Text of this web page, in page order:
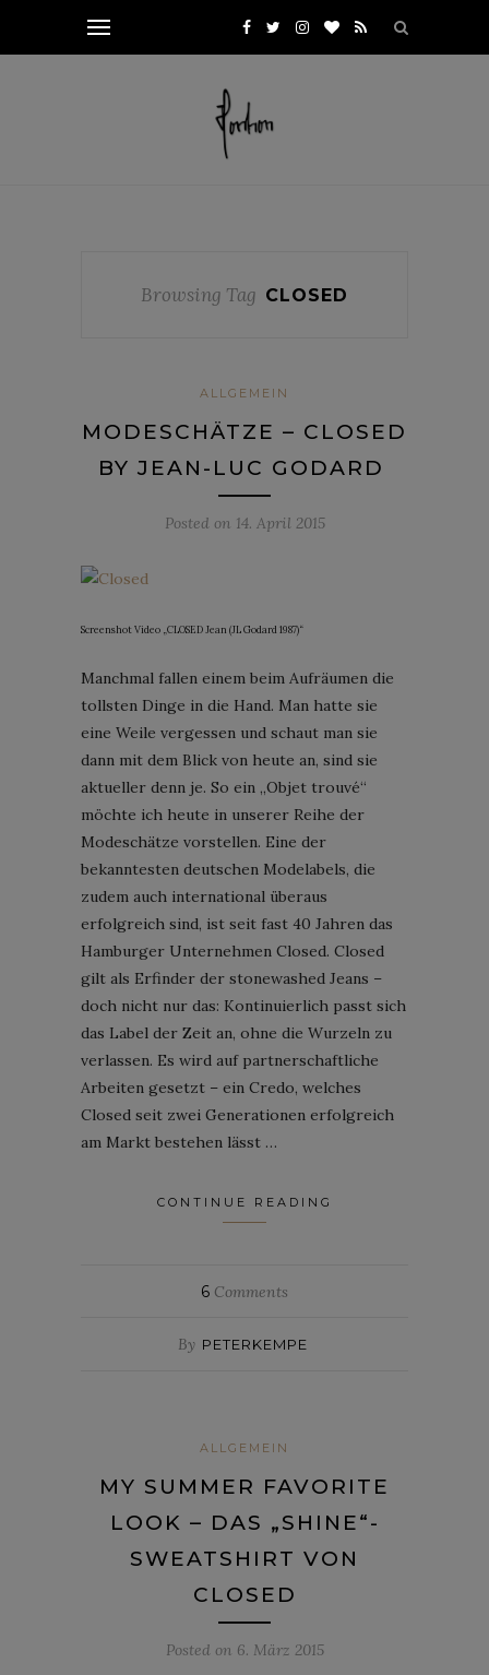
Browsing Tag CLOSED
ALLGEMEIN
MODESCHÄTZE – CLOSED
BY JEAN-LUC GODARD
Posted on 14. April 2015
Screenshot Video „CLOSED Jean (JL Godard 1987)“
Manchmal fallen einem beim Aufräumen die
tollsten Dinge in die Hand. Man hatte sie
eine Weile vergessen und schaut man sie
dann mit dem Blick von heute an, sind sie
aktueller denn je. So ein „Objet trouvé“
möchte ich heute in unserer Reihe der
Modeschätze vorstellen. Eine der
bekanntesten deutschen Modelabels, die
zudem auch international überaus
erfolgreich sind, ist seit fast 40 Jahren das
Hamburger Unternehmen Closed. Closed
gilt als Erfinder der stonewashed Jeans –
doch nicht nur das: Kontinuierlich passt sich
das Label der Zeit an, ohne die Wurzeln zu
verlassen. Es wird auf partnerschaftliche
Arbeiten gesetzt – ein Credo, welches
Closed seit zwei Generationen erfolgreich
am Markt bestehen lässt …
CONTINUE READING
6 Comments
By PETERKEMPE
ALLGEMEIN
MY SUMMER FAVORITE
LOOK – DAS „SHINE“-
SWEATSHIRT VON
CLOSED
Posted on 6. März 2015